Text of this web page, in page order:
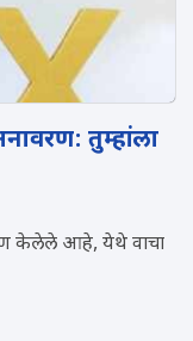
तुम्हांला
केलेले आहे, येथे वाचा